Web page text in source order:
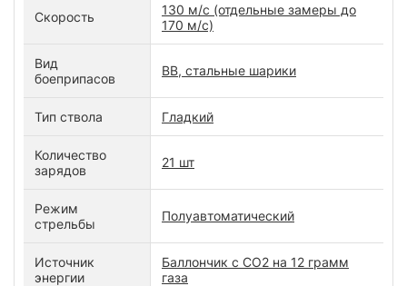
Скорость
130 м/с (отдельные замеры до
170 м/с)
Вид
боеприпасов
ВВ, стальные шарики
Тип ствола Гладкий
Количество
зарядов
21 шт
Режим
стрельбы
Полуавтоматический
Источник
энергии
Баллончик с СО2 на 12 грамм
газа